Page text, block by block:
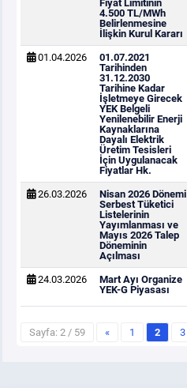
Fiyat Limitinin
4.500 TL/MWh
Belirlenmesine
İlişkin Kurul Kararı
01.04.2026
01.07.2021
Tarihinden
31.12.2030
Tarihine Kadar
İşletmeye Girecek
YEK Belgeli
Yenilenebilir Enerji
Kaynaklarına
Dayalı Elektrik
Üretim Tesisleri
İçin Uygulanacak
Fiyatlar Hk.
26.03.2026
Nisan 2026 Dönemi
Serbest Tüketici
Listelerinin
Yayımlanması ve
Mayıs 2026 Talep
Döneminin
Açılması
24.03.2026
Mart Ayı Organize
YEK-G Piyasası
Sayfa: 2 / 59 « 1 2 3